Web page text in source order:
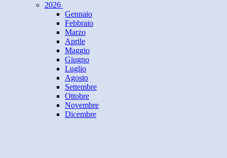
2026
Gennaio
Febbraio
Marzo
Aprile
Maggio
Giugno
Luglio
Agosto
Settembre
Ottobre
Novembre
Dicembre